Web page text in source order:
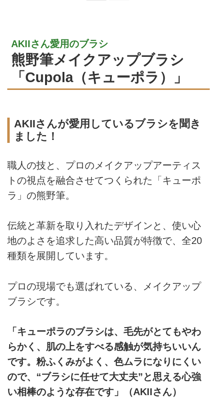
AKIIさん愛用のブラシ
熊野筆メイクアップブラシ
「Cupola（キューポラ）」
AKIIさんが愛用しているブラシを聞き
ました！
職人の技と、プロのメイクアップアーティス
トの視点を融合させてつくられた「キューポ
ラ」の熊野筆。
伝統と革新を取り入れたデザインと、使い心
地のよさを追求した高い品質が特徴で、全20
種類を展開しています。
プロの現場でも選ばれている、メイクアップ
ブラシです。
「キューポラのブラシは、毛先がとてもやわ
らかく、肌の上をすべる感触が気持ちいいん
です。粉ふくみがよく、色ムラになりにくい
ので、“ブラシに任せて大丈夫”と思える心強
い相棒のような存在です」（AKIIさん）